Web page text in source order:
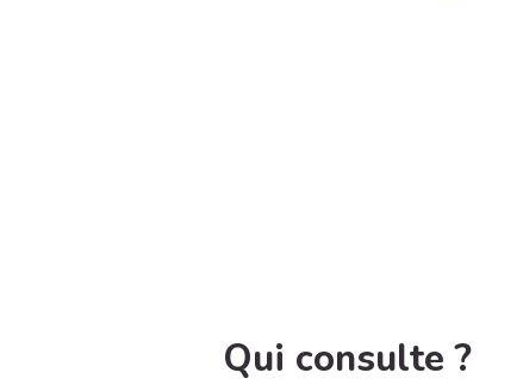
Qui consulte ?